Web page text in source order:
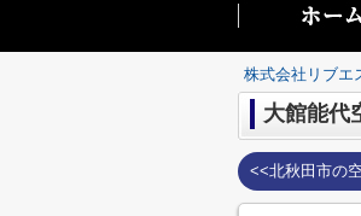
株式会社リブエ
大館能代
<<北秋田市の